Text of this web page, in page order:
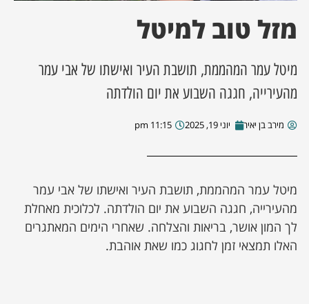
מסע מלחמה
השבוע
מזל טוב למיטל
מיטל עמר המהממת, תושבת העיר ואישתו של אבי עמר
מהעירייה, חגגה השבוע את יום הולדתה
מירב בן יאיר יוני 19, 2025 11:15 pm
מיטל עמר המהממת, תושבת העיר ואישתו של אבי עמר
מהעירייה, חגגה השבוע את יום הולדתה. לכלוכית מאחלת
לך המון אושר, בריאות והצלחה. שאחרי הימים המאתגרים
האלו תמצאי זמן לחגוג כמו שאת אוהבת.